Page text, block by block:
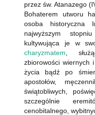
przez św. Atanazego
Bohaterem utworu
osoba historyczna
najwyższym
kultywująca je w
charyzmatem ,
zbiorowości wiernych
życia bądź po
apostołów,
świątobliwych,
szczególnie
cenobitalnego,